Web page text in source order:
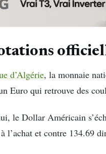
d’Algérie, la monnaie
Euro qui retrouve des
le Dollar Américain
l’achat et contre 134.69